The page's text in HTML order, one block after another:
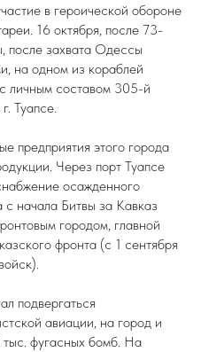
в героической обороне
16 октября, после 73-
после захвата Одессы
на одном из кораблей
личным составом 305-й
Туапсе.
предприятия этого города
Через порт Туапсе
осажденного
начала Битвы за Кавказ
городом, главной
фронта (с 1 сентября
подвергаться
авиации, на город и
фугасных бомб. На